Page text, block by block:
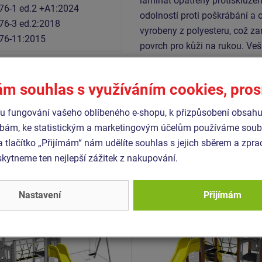
1 ed.2 +A1:2024
3 ed.2:2018
11:2015
odolností proti poškrábání a
vyrobeny z polyesteru, což
povrch pro kůži na rukou.
nerezový.
Podobnézboží
2032K-10 Produkt - UNH-2033K-10
celokovová
souhlas s využíváním cookies,
fungování vašeho oblíbeného e-shopu, k přizpůsobení
ke statistickým a marketingovým účelům používáme
tlačítko „Přijímám“ nám udělíte souhlas s jejich sběrem a
ten nejlepší zážitek z nakupování.
Nastavení Přijímám